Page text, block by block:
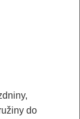
do